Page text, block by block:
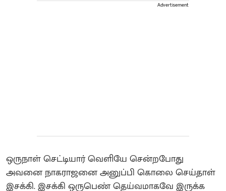
Advertisement
ஒருநாள் செட்டியார் வெளியே சென்றபோது
அவனை நாகராஜனை அனுப்பி கொலை செய்தாள்‌
இசக்கி. இசக்கி ஒருபெண் தெய்வமாகவே இருக்க